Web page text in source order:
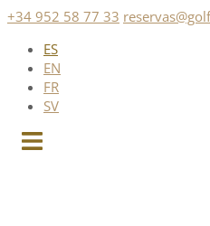
Saltar
contenido
+34 952 58 77 33
ES
EN
FR
SV